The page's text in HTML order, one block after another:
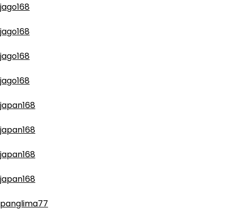
jago168
jago168
jago168
jago168
japan168
japan168
japan168
japan168
panglima77